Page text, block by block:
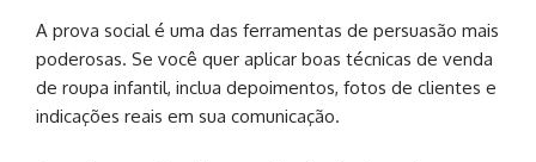
A prova social é uma das ferramentas de persuasão mais
poderosas. Se você quer aplicar boas técnicas de venda
de roupa infantil, inclua depoimentos, fotos de clientes e
indicações reais em sua comunicação.